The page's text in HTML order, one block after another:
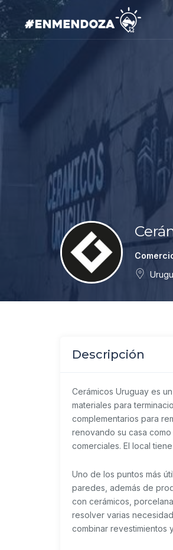
Descripción
Cerámicos Uruguay es
materiales para
complementarios para
renovando su casa
comerciales. El local
Uno de los puntos más
paredes, además de
con cerámicos,
resolver varias
combinar revestimientos